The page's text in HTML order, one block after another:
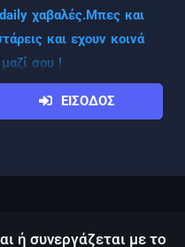
χαβαλές.Μπες και
και εχουν κοινά
σου !
ΕΙΣΟΔΟΣ
ή συνεργάζεται με το